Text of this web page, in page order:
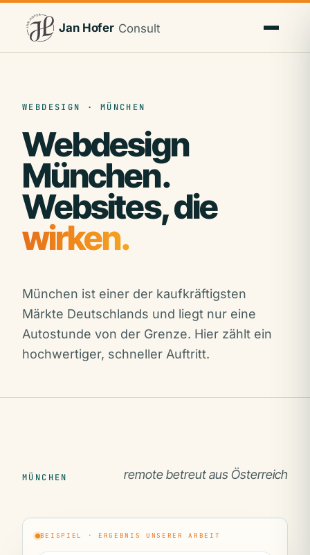
Jan Hofer Consult
WEBDESIGN · MÜNCHEN
Webdesign
München.
Websites, die
wirken.
München ist einer der kaufkräftigsten
Märkte Deutschlands und liegt nur eine
Autostunde von der Grenze. Hier zählt ein
hochwertiger, schneller Auftritt.
MÜNCHEN remote betreut aus Österreich
BEISPIEL · ERGEBNIS UNSERER ARBEIT